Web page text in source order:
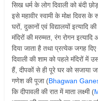
सिख धर्म के लोग दिवाली को बंदी
इसे महावीर स्वामी के मोक्ष दिवस
घरों, दुकानों एवं विद्यालयों
मंदिरों की मरम्मत, रंग रोगन
दिया जाता है तथा प्रत्येक जगह
दिवाली की शाम को पहले मंदिरों में
हैं, दीपकों से ही पूरे घर को सजाया
गणेश की पूजा (Bhagwan
कि दीपावली की रात में माता लक्ष्मी (